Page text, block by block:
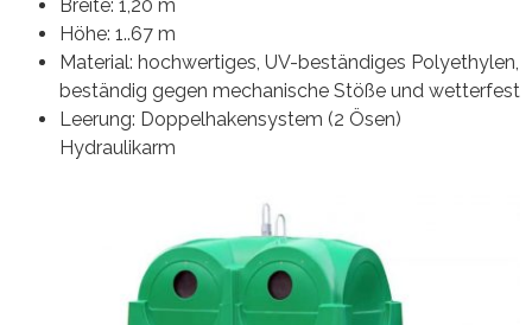
Breite: 1,20 m
Höhe: 1..67 m
Material: hochwertiges, UV-beständiges Polyethylen,
beständig gegen mechanische Stöße und wetterfest
Leerung: Doppelhakensystem (2 Ösen)
Hydraulikarm